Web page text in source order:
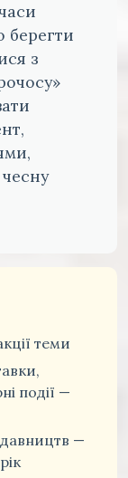
берегти
з
теми
події —
—